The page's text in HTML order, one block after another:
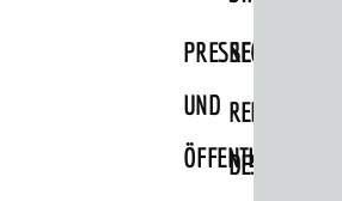
PRESSE-
UND REFERAT
DES
doch an deine Stadt